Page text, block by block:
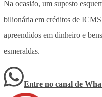
Na ocasião, um suposto
bilionária em créditos de
apreendidos em dinheiro e
esmeraldas.
Entre no canal de